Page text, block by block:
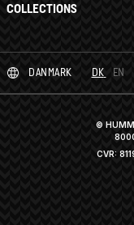
COLLECTIONS
DANMARK DK EN
©
CVR: